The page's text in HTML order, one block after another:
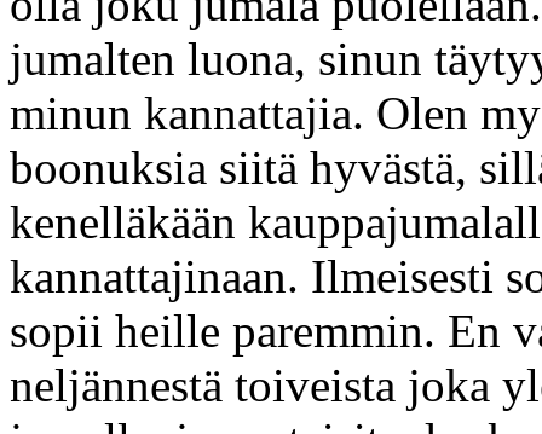
jumalten luona, sinun
minun kannattajia. Olen
boonuksia siitä hyvästä,
kenelläkään
kannattajinaan. Ilmeisesti
sopii heille paremmin. En
neljännestä toiveista joka